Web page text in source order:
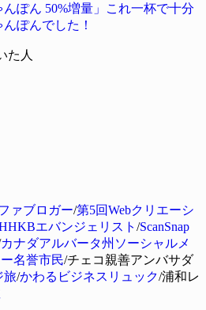
んぽん 50%増量」これ一杯で十分
ぽんでした！
ァブロガー/第5回Webクリエーシ
エバンジェリスト /ScanSnap
カナダアルバータ州ソーシャルメ
名誉市民/チェコ親善アンバサダ
旅/かわるビジネスリュック/浦和レ